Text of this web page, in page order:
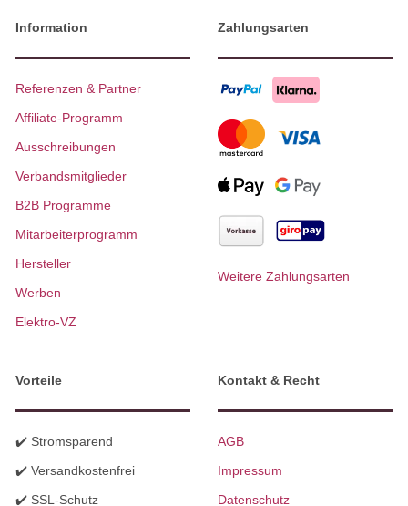
Information
Referenzen & Partner
Affiliate-Programm
Ausschreibungen
Verbandsmitglieder
B2B Programme
Mitarbeiterprogramm
Hersteller
Werben
Elektro-VZ
Zahlungsarten
Weitere Zahlungsarten
Vorteile
✔️ Stromsparend
✔️ Versandkostenfrei
✔️ SSL-Schutz
Kontakt & Recht
AGB
Impressum
Datenschutz